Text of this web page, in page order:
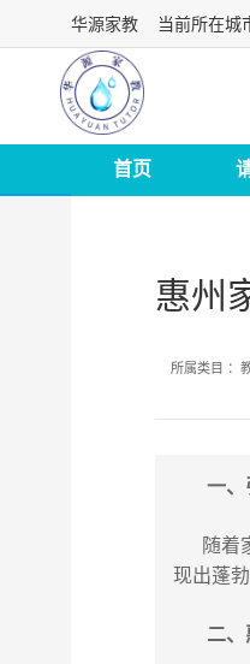
华源家教 当前所在城
首页
惠州
所属类目 ：
一、
随着家
现出蓬
二、